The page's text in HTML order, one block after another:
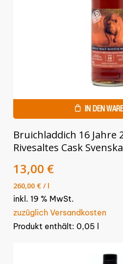
IN DEN
Bruichladdich 16 Jahre
Rivesaltes Cask
13,00 €
260,00 €/ l
inkl. 19 % MwSt.
zuzüglich Versandkosten
Produkt enthält: 0,05 l